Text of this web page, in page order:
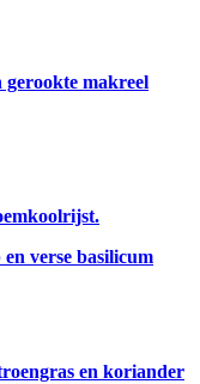
gerookte makreel
verse basilicum
en koriander